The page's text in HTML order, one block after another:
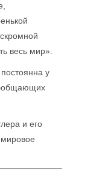
весь мир».
у
и его